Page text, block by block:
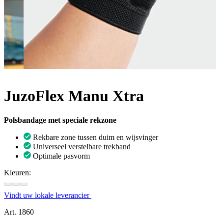
JuzoFlex Manu Xtra
Polsbandage met speciale rekzone
Rekbare zone tussen duim en wijsvinger
Universeel verstelbare trekband
Optimale pasvorm
Kleuren:
Vindt uw lokale leverancier
Art. 1860